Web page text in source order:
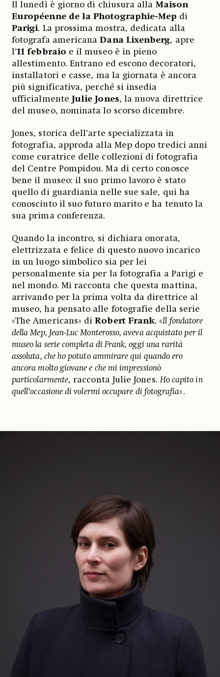
Il lunedì è giorno di chiusura alla Maison
Européenne de la Photographie-Mep di
Parigi. La prossima mostra, dedicata alla
fotografa americanaDana Lixenberg, apre
l’11 febbraio e il museo è in pieno
allestimento. Entrano ed escono decoratori,
installatori e casse, ma la giornata è ancora
più significativa, perché si insedia
ufficialmente
Julie Jones, la nuova direttrice
del museo, nominata lo scorso dicembre.
Jones, storica dell’arte specializzata in
fotografia, approda alla Mep dopo tredici anni
come curatrice delle collezioni di fotografia
del Centre Pompidou. Ma di certo conosce
bene il museo: il suo primo lavoro è stato
quello di guardiania nelle sue sale, qui ha
conosciuto il suo futuro marito e ha tenuto la
sua prima conferenza.
Quando la incontro, si dichiara onorata,
elettrizzata e felice di questo nuovo incarico
in un luogo simbolico sia per lei
personalmente sia per la fotografia a Parigi e
nel mondo. Mi racconta che questa mattina,
arrivando per la prima volta da direttrice al
museo, ha pensato alle fotografie della serie
«The Americans» diRobert Frank. «Il fondatore
della Mep, Jean-Luc Monterosso, aveva acquistato per il
museo la serie completa di Frank, oggi una rarità
assoluta, che ho potuto ammirare qui quando ero
ancora molto giovane e che mi impressionò
particolarmente, racconta Julie Jones.Ho capito in
quell’occasione di volermi occupare di fotografia».